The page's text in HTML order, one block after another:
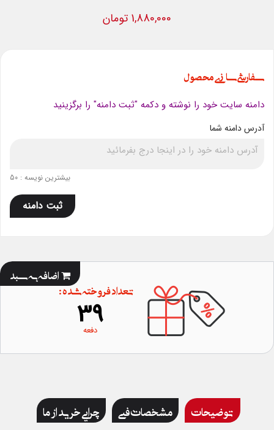
1,880,000 تومان
سفارشی سازی محصول
دامنه سایت خود را نوشته و دکمه "ثبت دامنه" را برگزینید
آدرس دامنه شما
بیشترین نویسه : 50
ثبت دامنه
اضافه به سبد
تعداد فروخته شده :
39
دفعه
توضیحات مشخصات فنی
چرایی خرید از ما